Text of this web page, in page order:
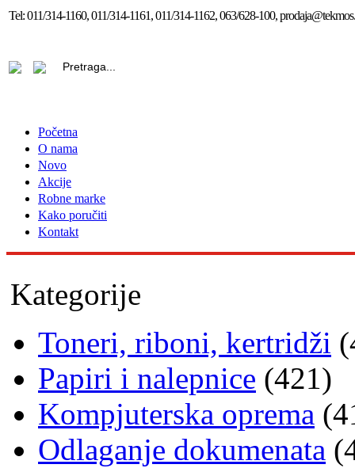
Tel:011/314-1160, 011/314-1161, 011/314-1162, 063/628-100,
Početna
O nama
Novo
Akcije
Robne marke
Kako poručiti
Kontakt
Kategorije
Toneri, riboni, kertridži
Papiri i nalepnice (421)
Kompjuterska oprema
Odlaganje dokumenata